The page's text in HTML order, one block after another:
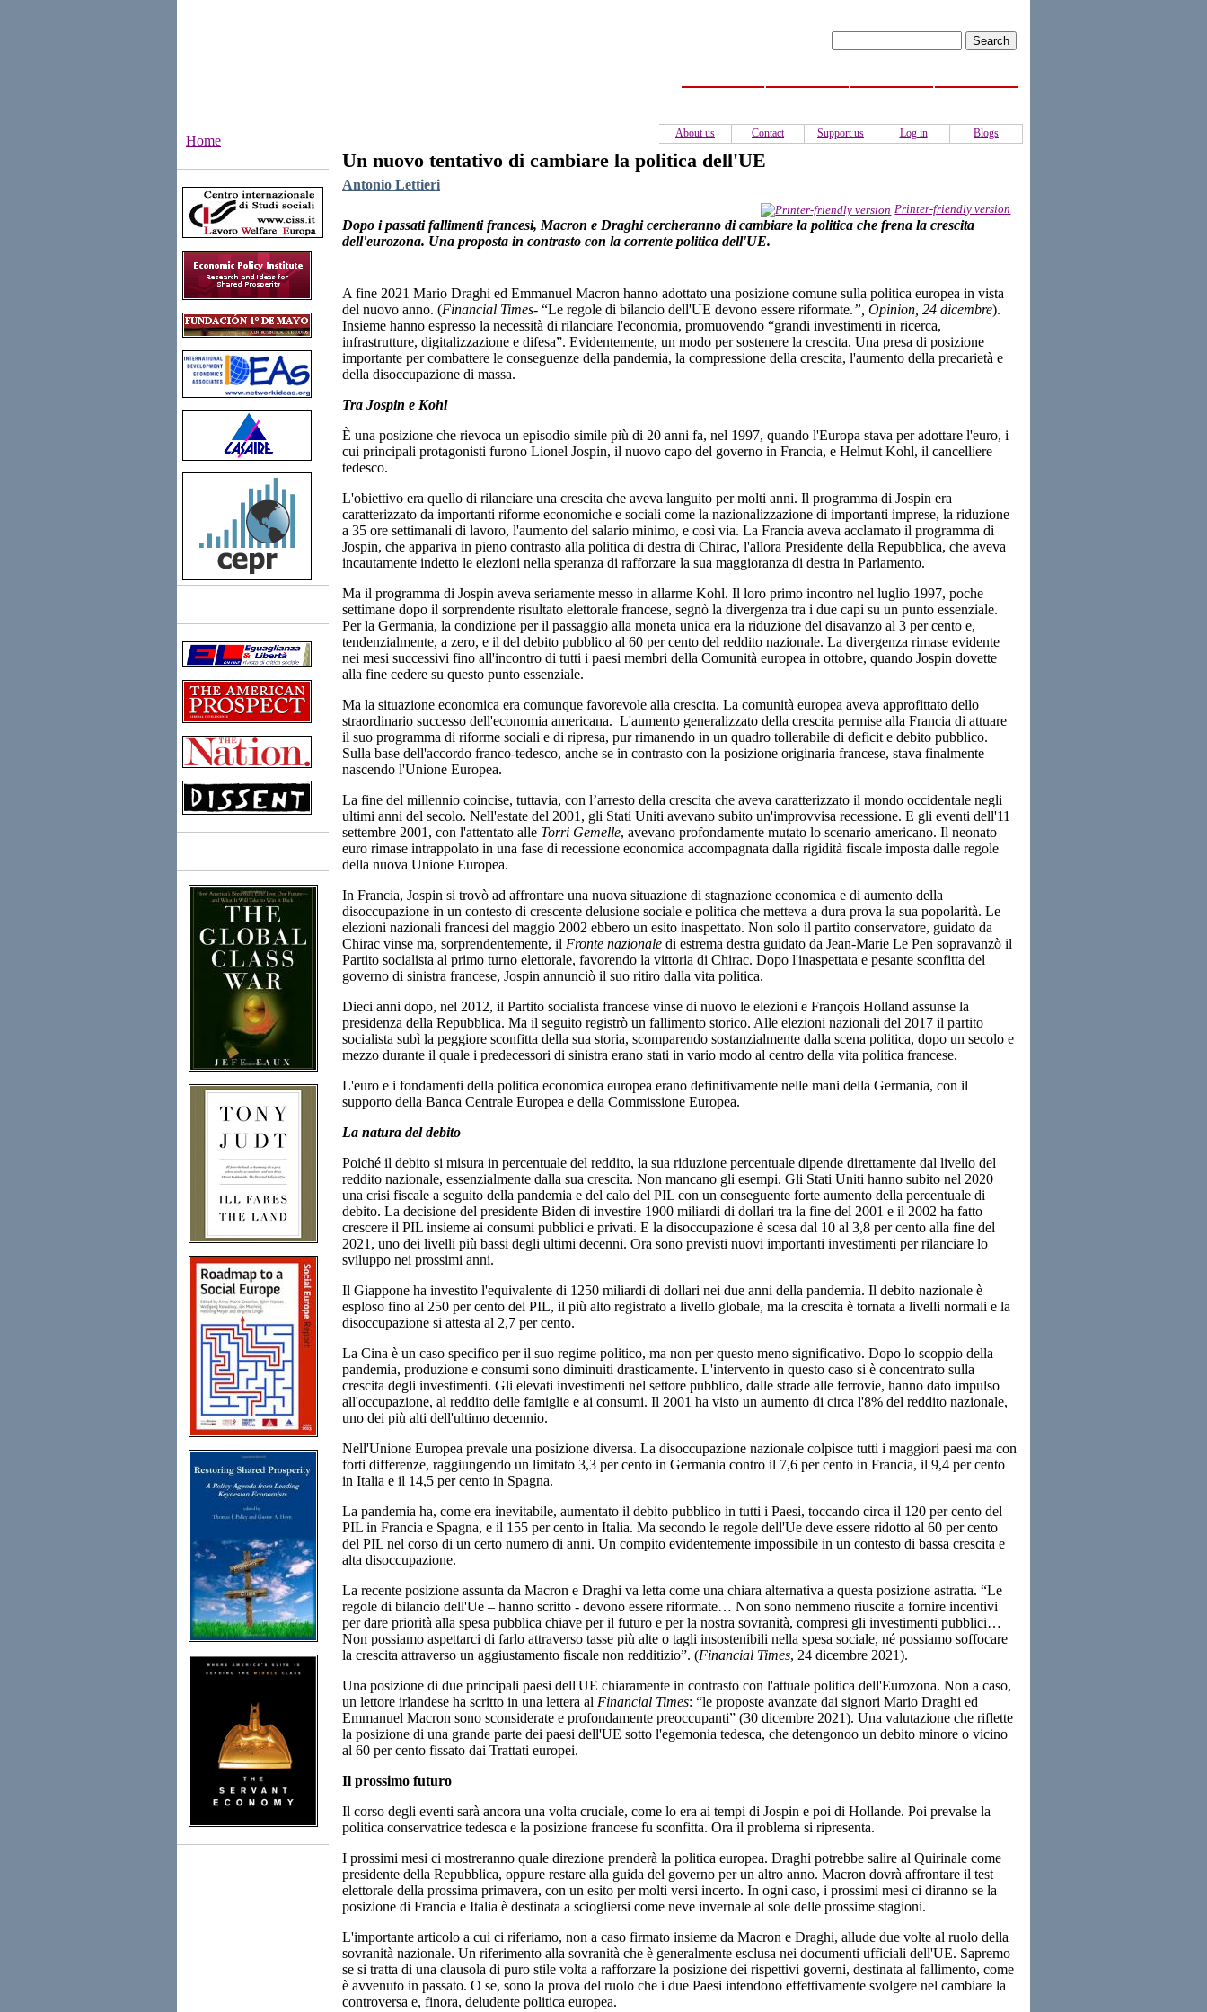
Blogs
Log in
Support us
Contact
About us
Home
Un nuovo tentativo di cambiare la politica dell'UE
Antonio Lettieri
Printer-friendly version
Dopo i passati fallimenti francesi, Macron e Draghi cercheranno di cambiare la politica che frena la crescita
dell'eurozona. Una proposta in contrasto con la corrente politica dell'UE.
A fine 2021 Mario Draghi ed Emmanuel Macron hanno adottato una posizione comune sulla politica europea in vista
del nuovo anno. (Financial Times- “Le regole di bilancio dell'UE devono essere riformate.”, Opinion, 24 dicembre).
Insieme hanno espresso la necessità di rilanciare l'economia, promuovendo “grandi investimenti in ricerca,
infrastrutture, digitalizzazione e difesa”. Evidentemente, un modo per sostenere la crescita. Una presa di posizione
importante per combattere le conseguenze della pandemia, la compressione della crescita, l'aumento della precarietà e
della disoccupazione di massa.
Tra Jospin e Kohl
È una posizione che rievoca un episodio simile più di 20 anni fa, nel 1997, quando l'Europa stava per adottare l'euro, i
cui principali protagonisti furono Lionel Jospin, il nuovo capo del governo in Francia, e Helmut Kohl, il cancelliere
tedesco.
L'obiettivo era quello di rilanciare una crescita che aveva languito per molti anni. Il programma di Jospin era
caratterizzato da importanti riforme economiche e sociali come la nazionalizzazione di importanti imprese, la riduzione
a 35 ore settimanali di lavoro, l'aumento del salario minimo, e così via. La Francia aveva acclamato il programma di
Jospin, che appariva in pieno contrasto alla politica di destra di Chirac, l'allora Presidente della Repubblica, che aveva
incautamente indetto le elezioni nella speranza di rafforzare la sua maggioranza di destra in Parlamento.
Ma il programma di Jospin aveva seriamente messo in allarme Kohl. Il loro primo incontro nel luglio 1997, poche
settimane dopo il sorprendente risultato elettorale francese, segnò la divergenza tra i due capi su un punto essenziale.
Per la Germania, la condizione per il passaggio alla moneta unica era la riduzione del disavanzo al 3 per cento e,
tendenzialmente, a zero, e il del debito pubblico al 60 per cento del reddito nazionale. La divergenza rimase evidente
nei mesi successivi fino all'incontro di tutti i paesi membri della Comunità europea in ottobre, quando Jospin dovette
alla fine cedere su questo punto essenziale.
Ma la situazione economica era comunque favorevole alla crescita. La comunità europea aveva approfittato dello
straordinario successo dell'economia americana. L'aumento generalizzato della crescita permise alla Francia di attuare
il suo programma di riforme sociali e di ripresa, pur rimanendo in un quadro tollerabile di deficit e debito pubblico.
Sulla base dell'accordo franco-tedesco, anche se in contrasto con la posizione originaria francese, stava finalmente
nascendo l'Unione Europea.
La fine del millennio coincise, tuttavia, con l’arresto della crescita che aveva caratterizzato il mondo occidentale negli
ultimi anni del secolo. Nell'estate del 2001, gli Stati Uniti avevano subito un'improvvisa recessione. E gli eventi dell'11
settembre 2001, con l'attentato alle Torri Gemelle, avevano profondamente mutato lo scenario americano. Il neonato
euro rimase intrappolato in una fase di recessione economica accompagnata dalla rigidità fiscale imposta dalle regole
della nuova Unione Europea.
In Francia, Jospin si trovò ad affrontare una nuova situazione di stagnazione economica e di aumento della
disoccupazione in un contesto di crescente delusione sociale e politica che metteva a dura prova la sua popolarità. Le
elezioni nazionali francesi del maggio 2002 ebbero un esito inaspettato. Non solo il partito conservatore, guidato da
Chirac vinse ma, sorprendentemente, il Fronte nazionale di estrema destra guidato da Jean-Marie Le Pen sopravanzò il
Partito socialista al primo turno elettorale, favorendo la vittoria di Chirac. Dopo l'inaspettata e pesante sconfitta del
governo di sinistra francese, Jospin annunciò il suo ritiro dalla vita politica.
Dieci anni dopo, nel 2012, il Partito socialista francese vinse di nuovo le elezioni e François Holland assunse la
presidenza della Repubblica. Ma il seguito registrò un fallimento storico. Alle elezioni nazionali del 2017 il partito
socialista subì la peggiore sconfitta della sua storia, scomparendo sostanzialmente dalla scena politica, dopo un secolo e
mezzo durante il quale i predecessori di sinistra erano stati in vario modo al centro della vita politica francese.
L'euro e i fondamenti della politica economica europea erano definitivamente nelle mani della Germania, con il
supporto della Banca Centrale Europea e della Commissione Europea.
La natura del debito
Poiché il debito si misura in percentuale del reddito, la sua riduzione percentuale dipende direttamente dal livello del
reddito nazionale, essenzialmente dalla sua crescita. Non mancano gli esempi. Gli Stati Uniti hanno subito nel 2020
una crisi fiscale a seguito della pandemia e del calo del PIL con un conseguente forte aumento della percentuale di
debito. La decisione del presidente Biden di investire 1900 miliardi di dollari tra la fine del 2001 e il 2002 ha fatto
crescere il PIL insieme ai consumi pubblici e privati. E la disoccupazione è scesa dal 10 al 3,8 per cento alla fine del
2021, uno dei livelli più bassi degli ultimi decenni. Ora sono previsti nuovi importanti investimenti per rilanciare lo
sviluppo nei prossimi anni.
Il Giappone ha investito l'equivalente di 1250 miliardi di dollari nei due anni della pandemia. Il debito nazionale è
esploso fino al 250 per cento del PIL, il più alto registrato a livello globale, ma la crescita è tornata a livelli normali e la
disoccupazione si attesta al 2,7 per cento.
La Cina è un caso specifico per il suo regime politico, ma non per questo meno significativo. Dopo lo scoppio della
pandemia, produzione e consumi sono diminuiti drasticamente. L'intervento in questo caso si è concentrato sulla
crescita degli investimenti. Gli elevati investimenti nel settore pubblico, dalle strade alle ferrovie, hanno dato impulso
all'occupazione, al reddito delle famiglie e ai consumi. Il 2001 ha visto un aumento di circa l'8% del reddito nazionale,
uno dei più alti dell'ultimo decennio.
Nell'Unione Europea prevale una posizione diversa. La disoccupazione nazionale colpisce tutti i maggiori paesi ma con
forti differenze, raggiungendo un limitato 3,3 per cento in Germania contro il 7,6 per cento in Francia, il 9,4 per cento
in Italia e il 14,5 per cento in Spagna.
La pandemia ha, come era inevitabile, aumentato il debito pubblico in tutti i Paesi, toccando circa il 120 per cento del
PIL in Francia e Spagna, e il 155 per cento in Italia. Ma secondo le regole dell'Ue deve essere ridotto al 60 per cento
del PIL nel corso di un certo numero di anni. Un compito evidentemente impossibile in un contesto di bassa crescita e
alta disoccupazione.
La recente posizione assunta da Macron e Draghi va letta come una chiara alternativa a questa posizione astratta. “Le
regole di bilancio dell'Ue – hanno scritto - devono essere riformate… Non sono nemmeno riuscite a fornire incentivi
per dare priorità alla spesa pubblica chiave per il futuro e per la nostra sovranità, compresi gli investimenti pubblici…
Non possiamo aspettarci di farlo attraverso tasse più alte o tagli insostenibili nella spesa sociale, né possiamo soffocare
la crescita attraverso un aggiustamento fiscale non redditizio”. (Financial Times, 24 dicembre 2021).
Una posizione di due principali paesi dell'UE chiaramente in contrasto con l'attuale politica dell'Eurozona. Non a caso,
un lettore irlandese ha scritto in una lettera al Financial Times: “le proposte avanzate dai signori Mario Draghi ed
Emmanuel Macron sono sconsiderate e profondamente preoccupanti” (30 dicembre 2021). Una valutazione che riflette
la posizione di una grande parte dei paesi dell'UE sotto l'egemonia tedesca, che detengonoo un debito minore o vicino
al 60 per cento fissato dai Trattati europei.
Il prossimo futuro
Il corso degli eventi sarà ancora una volta cruciale, come lo era ai tempi di Jospin e poi di Hollande. Poi prevalse la
politica conservatrice tedesca e la posizione francese fu sconfitta. Ora il problema si ripresenta.
I prossimi mesi ci mostreranno quale direzione prenderà la politica europea. Draghi potrebbe salire al Quirinale come
presidente della Repubblica, oppure restare alla guida del governo per un altro anno. Macron dovrà affrontare il test
elettorale della prossima primavera, con un esito per molti versi incerto. In ogni caso, i prossimi mesi ci diranno se la
posizione di Francia e Italia è destinata a sciogliersi come neve invernale al sole delle prossime stagioni.
L'importante articolo a cui ci riferiamo, non a caso firmato insieme da Macron e Draghi, allude due volte al ruolo della
sovranità nazionale. Un riferimento alla sovranità che è generalmente esclusa nei documenti ufficiali dell'UE. Sapremo
se si tratta di una clausola di puro stile volta a rafforzare la posizione dei rispettivi governi, destinata al fallimento, come
è avvenuto in passato. O se, sono la prova del ruolo che i due Paesi intendono effettivamente svolgere nel cambiare la
controversa e, finora, deludente politica europea.